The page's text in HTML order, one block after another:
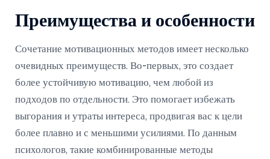
Преимущества и особенности
Сочетание мотивационных методов имеет несколько
очевидных преимуществ. Во-первых, это создает
более устойчивую мотивацию, чем любой из
подходов по отдельности. Это помогает избежать
выгорания и утраты интереса, продвигая вас к цели
более плавно и с меньшими усилиями. По данным
психологов, такие комбинированные методы